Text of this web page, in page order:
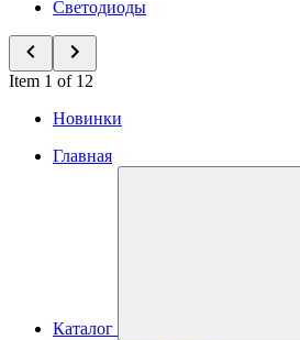
Светодиоды
Item 1 of 12
Новинки
Главная
Каталог